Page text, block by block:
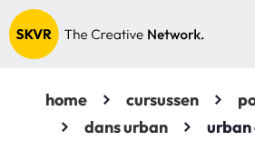
home cursussen
dans urban
urban